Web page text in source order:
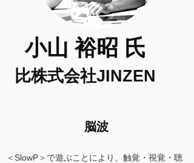
小山裕昭 氏
比株式会社JINZEN
脳波
＜SlowP＞で遊ぶことにより、触覚・視覚・聴